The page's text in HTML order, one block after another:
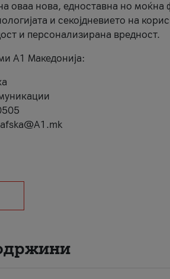
оваа нова, едноставна но моќна
и секојдневието на
и персонализирана вредност.
А1 Македонија: